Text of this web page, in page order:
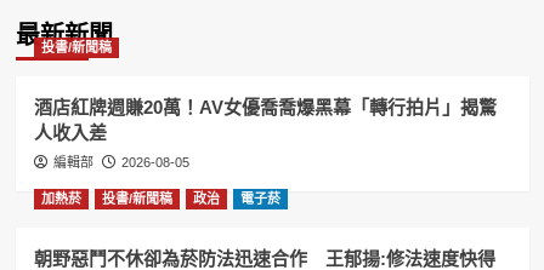
最新新聞
投書/新聞稿
酒店紅牌週賺20萬！AV女優喬喬爆黑幕「轉行拍片」揭驚
人收入差
編輯部 2026-08-05
加熱菸 投書/新聞稿 政治 電子菸
朝野惡鬥不休卻為菸防法迅速合作 王郁揚:修法速度快得